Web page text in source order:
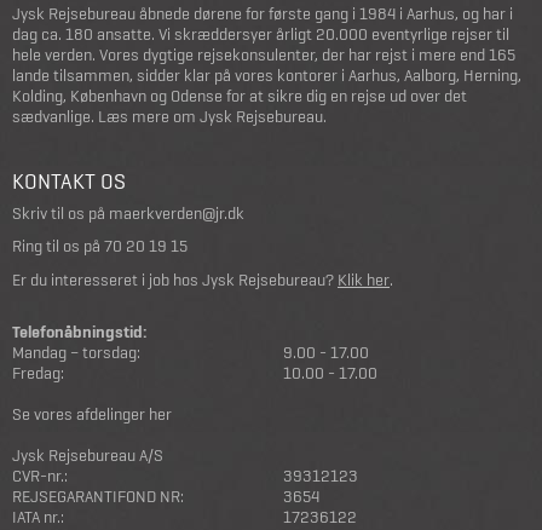
Jysk Rejsebureau åbnede dørene for første gang i 1984 i Aarhus, og har i
dag ca. 180 ansatte. Vi skræddersyer årligt 20.000 eventyrlige rejser til
hele verden. Vores dygtige rejsekonsulenter, der har rejst i mere end 165
lande tilsammen, sidder klar på vores kontorer i Aarhus, Aalborg, Herning,
Kolding, København og Odense for at sikre dig en rejse ud over det
sædvanlige. Læs mere om Jysk Rejsebureau.
KONTAKT OS
Skriv til os på maerkverden@jr.dk
Ring til os på 70 20 19 15
Er du interesseret i job hos Jysk Rejsebureau? Klik her.
Telefonåbningstid:
Mandag – torsdag:
9.00 - 17.00
Fredag:
10.00 - 17.00
Se vores afdelinger her
Jysk Rejsebureau A/S
CVR-nr.:
39312123
REJSEGARANTIFOND NR:
3654
IATA nr.:
17236122